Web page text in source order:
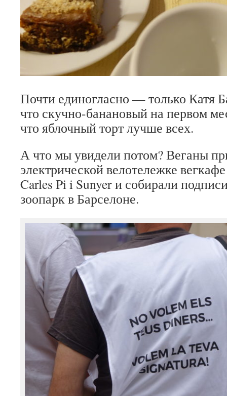
Почти единогласно — только Катя
что скучно-банановый на первом
что яблочный торт лучше всех.
А что мы увидели потом? Веганы
электрической велотележке
Carles Pi i Sunyer и собирали
зоопарк в Барселоне.